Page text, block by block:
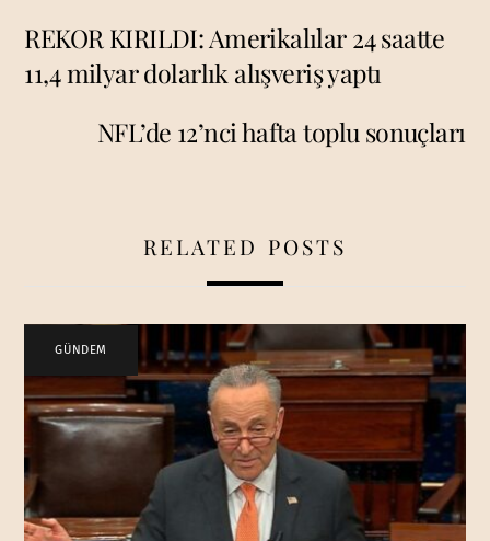
REKOR KIRILDI: Amerikalılar 24 saatte
11,4 milyar dolarlık alışveriş yaptı
NFL’de 12’nci hafta toplu sonuçları
RELATED POSTS
GÜNDEM